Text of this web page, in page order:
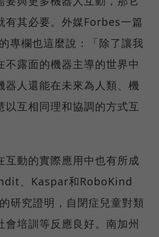
有其必要。外媒Forbes一篇
專欄也這麼說：「除了讓我
不露面的機器主導的世界中
器人還能在未來為人類、機
以互相同理和協調的方式互
互動的實際應用中也有所成
、Kaspar和RoboKind
研究證明，自閉症兒童對類
會培訓等反應良好。南加州